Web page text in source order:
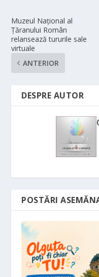
Muzeul Național al
Țăranului Român
relansează tururile sale
virtuale
ANTERIOR
DESPRE AUTOR
POSTĂRI